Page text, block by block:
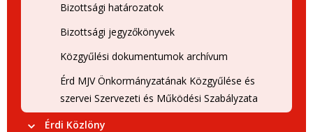
Bizottsági határozatok
Bizottsági jegyzőkönyvek
Közgyűlési dokumentumok archívum
Érd MJV Önkormányzatának Közgyűlése és
szervei Szervezeti és Működési Szabályzata
Érdi Közlöny